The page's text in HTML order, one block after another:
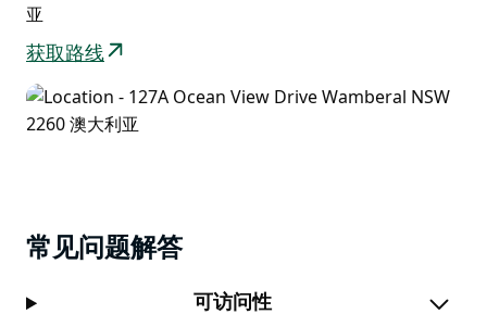
亚
获取路线
常见问题解答
可访问性